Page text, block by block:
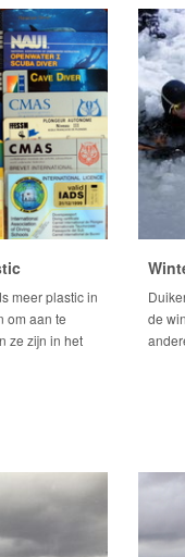
meer plastic in
om aan te
ze zijn in het
de